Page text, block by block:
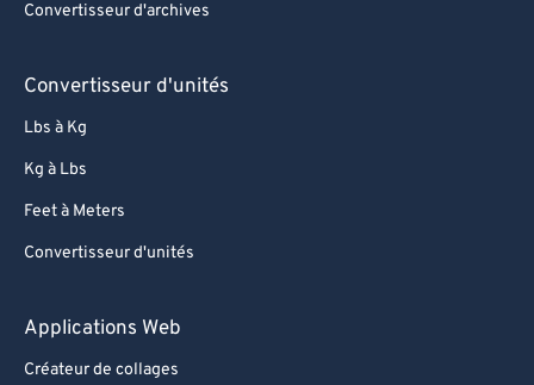
Convertisseur d'archives
Convertisseur d'unités
Lbs à Kg
Kg à Lbs
Feet à Meters
Convertisseur d'unités
Applications Web
Créateur de collages